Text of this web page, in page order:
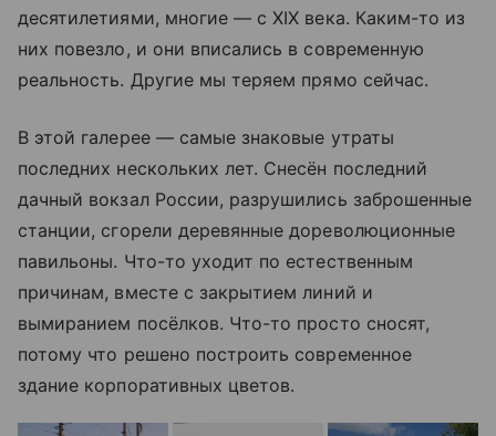
десятилетиями, многие — с XIX века. Каким-то из
них повезло, и они вписались в современную
реальность. Другие мы теряем прямо сейчас.
В этой галерее — самые знаковые утраты
последних нескольких лет. Снесён последний
дачный вокзал России, разрушились заброшенные
станции, сгорели деревянные дореволюционные
павильоны. Что-то уходит по естественным
причинам, вместе с закрытием линий и
вымиранием посёлков. Что-то просто сносят,
потому что решено построить современное
здание корпоративных цветов.